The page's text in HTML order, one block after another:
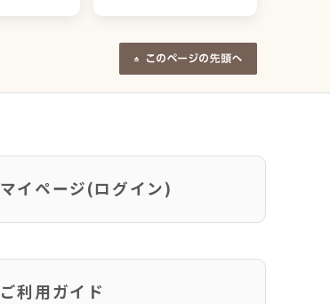
マイページ(ログイン)
ご利用ガイド